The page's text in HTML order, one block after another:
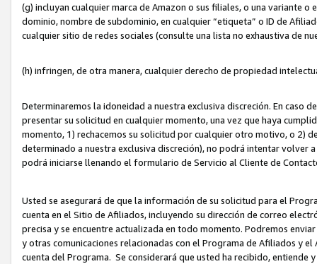
(g) incluyan cualquier marca de Amazon o sus filiales, o una variante
dominio, nombre de subdominio, en cualquier “etiqueta” o ID de
cualquier sitio de redes sociales (consulte una lista no exhaustiva de
(h) infringen, de otra manera, cualquier derecho de propiedad
Determinaremos la idoneidad a nuestra exclusiva discreción. En caso
presentar su solicitud en cualquier momento, una vez que haya
momento, 1) rechacemos su solicitud por cualquier otro motivo, o 2)
determinado a nuestra exclusiva discreción), no podrá intentar volver
podrá iniciarse llenando el formulario de Servicio al Cliente de
Usted se asegurará de que la información de su solicitud para el
cuenta en el Sitio de Afiliados, incluyendo su dirección de correo
precisa y se encuentre actualizada en todo momento. Podremos
y otras comunicaciones relacionadas con el Programa de Afiliados y
cuenta del Programa. Se considerará que usted ha recibido, entiende